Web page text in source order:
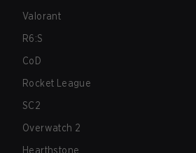
Valorant
R6:S
CoD
Rocket League
SC2
Overwatch 2
Hearthstone